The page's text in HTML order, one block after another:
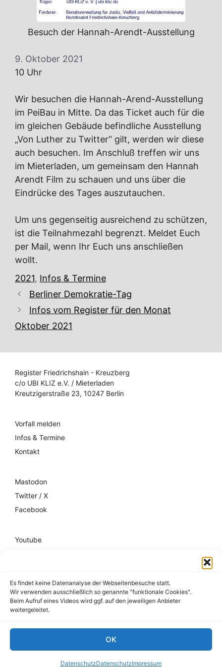
Es findet keine Datenanalyse der Webseitenbesuche statt.
Wir verwenden ausschließlich so genannte "funktionale Cookies".
Beim Aufruf eines Videos wird ggf. auf den jeweiligen Anbieter
weitergeleitet.
OK
DatenschutzDatenschutzImpressum
Besuch der Hannah-Arendt-Ausstellung
9. Oktober 2021
10 Uhr
Wir besuchen die Hannah-Arend-Ausstellung
im PeiBau in Mitte. Da das Ticket auch für die
im gleichen Gebäude befindliche Ausstellung
„Von Luther zu Twitter“ gilt, werden wir diese
auch besuchen. Im Anschluß treffen wir uns
im Mieterladen, um gemeinsam den Hannah
Arendt Film zu schauen und uns über die
Eindrücke des Tages auszutauchen.
Um uns gegenseitig ausreichend zu schützen,
ist die Teilnahmezahl begrenzt. Meldet Euch
per Mail, wenn Ihr Euch uns anschließen
wollt.
Kategorien
2021, Infos & Termine
Berliner Demokratie-Tag
Infos vom Register für den Monat
Oktober 2021
Register Friedrichshain - Kreuzberg
c/o UBI KLIZ e.V. / Mieterladen
Kreutzigerstraße 23, 10247 Berlin
Vorfall melden
Infos & Termine
Kontakt
Mastodon
Twitter / X
Facebook
Youtube
Impressum
Datenschutz
© 2026 register-friedrichshain.de